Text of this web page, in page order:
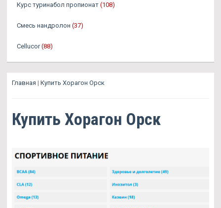
Курс туринабол пропионат (108)
Смесь нандролон (37)
Cellucor (88)
Главная | Купить Хорагон Орск
Купить Хорагон Орск